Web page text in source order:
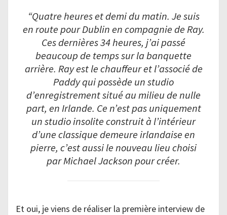
“Quatre heures et demi du matin. Je suis
en route pour Dublin en compagnie de Ray.
Ces dernières 34 heures, j’ai passé
beaucoup de temps sur la banquette
arrière. Ray est le chauffeur et l’associé de
Paddy qui possède un studio
d’enregistrement situé au milieu de nulle
part, en Irlande. Ce n’est pas uniquement
un studio insolite construit à l’intérieur
d’une classique demeure irlandaise en
pierre, c’est aussi le nouveau lieu choisi
par Michael Jackson pour créer.
Et oui, je viens de réaliser la première interview de